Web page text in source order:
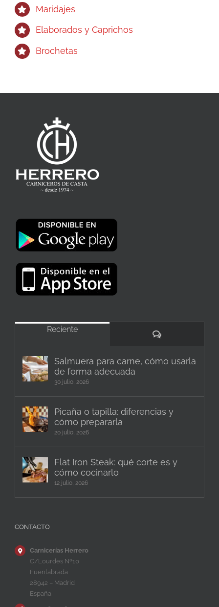
Maridajes
Elaborados y Caprichos
Brochetas
Reciente
Comentarios
Salmuera para carne, cómo usarla
de forma adecuada
30 julio, 2026
Picaña o tapilla: diferencias y
cómo prepararla
20 julio, 2026
Flat Iron Steak: qué corte es y
cómo cocinarlo
12 julio, 2026
CONTACTO
Carnicerías Herrero
C/Lourdes Nº10
Fuenlabrada
28942 – Madrid
España